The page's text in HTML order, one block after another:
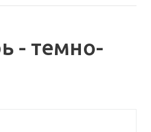
- темно-